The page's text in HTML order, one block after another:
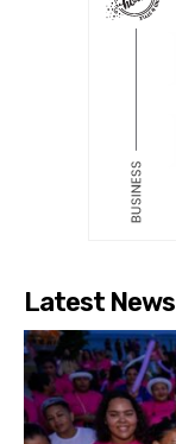
Latest News